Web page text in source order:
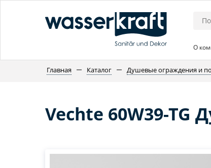
О
Главная Каталог Душевые ограждения и
Vechte 60W39-TG